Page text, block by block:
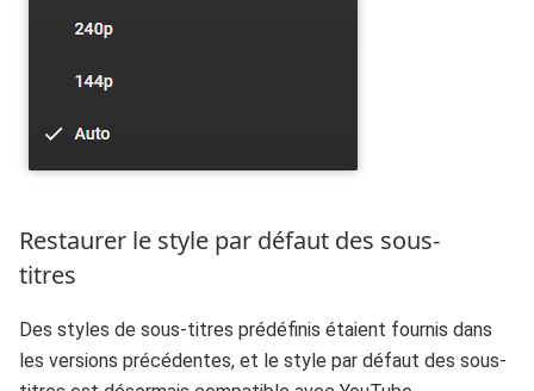
Restaurer le style par défaut des sous-
titres
Des styles de sous-titres prédéfinis étaient fournis dans
les versions précédentes, et le style par défaut des sous-